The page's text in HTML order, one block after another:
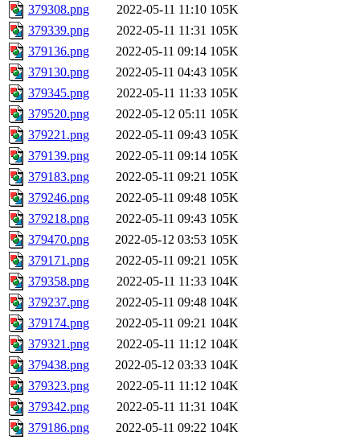
379308.png
2022-05-11 11:10 105K
379339.png
2022-05-11 11:31 105K
379136.png
2022-05-11 09:14 105K
379130.png
2022-05-11 04:43 105K
379345.png
2022-05-11 11:33 105K
379520.png
2022-05-12 05:11 105K
379221.png
2022-05-11 09:43 105K
379139.png
2022-05-11 09:14 105K
379183.png
2022-05-11 09:21 105K
379246.png
2022-05-11 09:48 105K
379218.png
2022-05-11 09:43 105K
379470.png
2022-05-12 03:53 105K
379171.png
2022-05-11 09:21 105K
379358.png
2022-05-11 11:33 104K
379237.png
2022-05-11 09:48 104K
379174.png
2022-05-11 09:21 104K
379321.png
2022-05-11 11:12 104K
379438.png
2022-05-12 03:33 104K
379323.png
2022-05-11 11:12 104K
379342.png
2022-05-11 11:31 104K
379186.png
2022-05-11 09:22 104K